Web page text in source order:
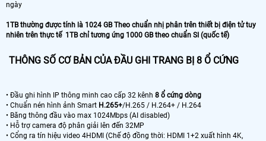
ngày
1TB thường được tính là 1024 GB Theo chuẩn nhị phân trên thiết bị điện tử tuy
nhiên trên thực tế 1TB chỉ tương ứng 1000 GB theo chuẩn SI (quốc tế)
THÔNG SỐ CƠ BẢN CỦA ĐẦU GHI TRANG BỊ 8 Ổ CỨNG
• Đầu ghi hình IP thông minh cao cấp 32 kênh 8 ổ cứng dòng
• Chuẩn nén hình ảnh Smart H.265+/H.265 / H.264+ / H.264
• Băng thông đầu vào max 1024Mbps (AI disabled)
• Hỗ trợ camera độ phân giải lên đến 32MP
• Cổng ra tín hiệu video 4HDMI (Chế độ đồng thời: HDMI 1+2 xuất hình 4K,